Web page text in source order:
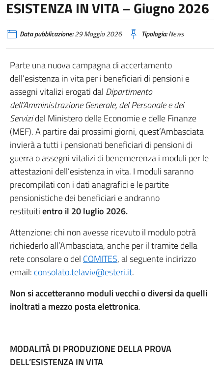
ESISTENZA IN VITA – Giugno 2026
Data pubblicazione:29 Maggio 2026 Tipologia:News
Parte una nuova campagna di accertamento
dell’esistenza in vita per i beneficiari di pensioni e
assegni vitalizi erogati dal Dipartimento
dell’Amministrazione Generale, del Personale e dei
Servizidel Ministero delle Economie e delle Finanze
(MEF). A partire dai prossimi giorni, quest’Ambasciata
invierà a tutti i pensionati beneficiari di pensioni di
guerra o assegni vitalizi di benemerenza i moduli per le
attestazioni dell’esistenza in vita. I moduli saranno
precompilati con i dati anagrafici e le partite
pensionistiche dei beneficiari e andranno
restituitientro il 20 luglio 2026.
Attenzione: chi non avesse ricevuto il modulo potrà
richiederlo all’Ambasciata, anche per il tramite della
rete consolare o del COMITES, al seguente indirizzo
email: consolato.telaviv@esteri.it.
Non si accetteranno moduli vecchi o diversi da quelli
inoltrati a mezzo posta elettronica.
MODALITÀ DI PRODUZIONE DELLA PROVA
DELL’ESISTENZA IN VITA